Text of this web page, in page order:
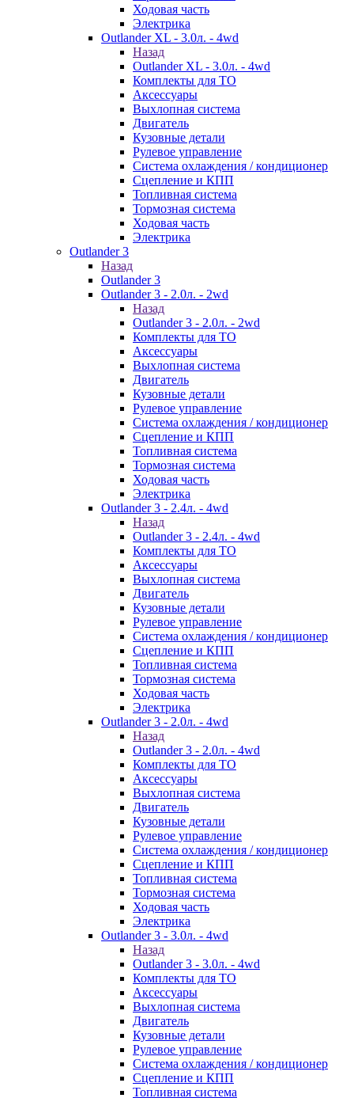
Ходовая часть
Электрика
Outlander XL - 3.0л. - 4wd
Назад
Outlander XL - 3.0л. - 4wd
Комплекты для ТО
Аксессуары
Выхлопная система
Двигатель
Кузовные детали
Рулевое управление
Система охлаждения / кондиционер
Сцепление и КПП
Топливная система
Тормозная система
Ходовая часть
Электрика
Outlander 3
Назад
Outlander 3
Outlander 3 - 2.0л. - 2wd
Назад
Outlander 3 - 2.0л. - 2wd
Комплекты для ТО
Аксессуары
Выхлопная система
Двигатель
Кузовные детали
Рулевое управление
Система охлаждения / кондиционер
Сцепление и КПП
Топливная система
Тормозная система
Ходовая часть
Электрика
Outlander 3 - 2.4л. - 4wd
Назад
Outlander 3 - 2.4л. - 4wd
Комплекты для ТО
Аксессуары
Выхлопная система
Двигатель
Кузовные детали
Рулевое управление
Система охлаждения / кондиционер
Сцепление и КПП
Топливная система
Тормозная система
Ходовая часть
Электрика
Outlander 3 - 2.0л. - 4wd
Назад
Outlander 3 - 2.0л. - 4wd
Комплекты для ТО
Аксессуары
Выхлопная система
Двигатель
Кузовные детали
Рулевое управление
Система охлаждения / кондиционер
Сцепление и КПП
Топливная система
Тормозная система
Ходовая часть
Электрика
Outlander 3 - 3.0л. - 4wd
Назад
Outlander 3 - 3.0л. - 4wd
Комплекты для ТО
Аксессуары
Выхлопная система
Двигатель
Кузовные детали
Рулевое управление
Система охлаждения / кондиционер
Сцепление и КПП
Топливная система